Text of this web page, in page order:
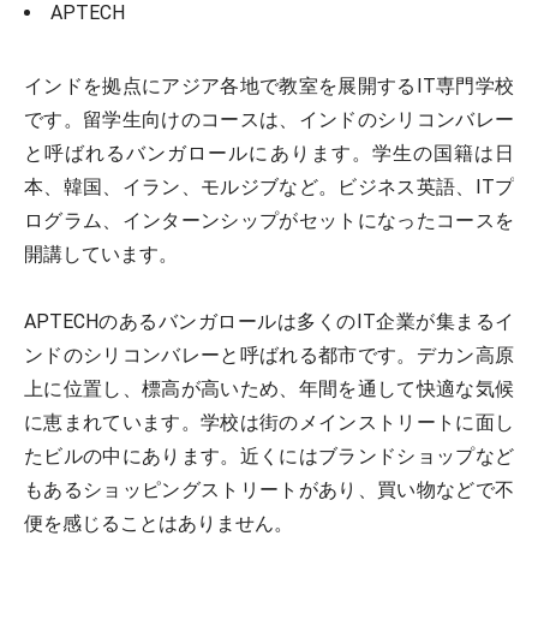
APTECH
インドを拠点にアジア各地で教室を展開するIT専門学校
です。留学生向けのコースは、インドのシリコンバレー
と呼ばれるバンガロールにあります。学生の国籍は日
本、韓国、イラン、モルジブなど。ビジネス英語、ITプ
ログラム、インターンシップがセットになったコースを
開講しています。
APTECHのあるバンガロールは多くのIT企業が集まるイ
ンドのシリコンバレーと呼ばれる都市です。デカン高原
上に位置し、標高が高いため、年間を通して快適な気候
に恵まれています。学校は街のメインストリートに面し
たビルの中にあります。近くにはブランドショップなど
もあるショッピングストリートがあり、買い物などで不
便を感じることはありません。